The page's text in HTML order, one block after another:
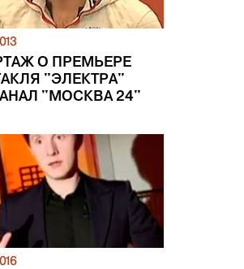
О ПРЕМЬЕРЕ
"ЭЛЕКТРА"
"МОСКВА 24"